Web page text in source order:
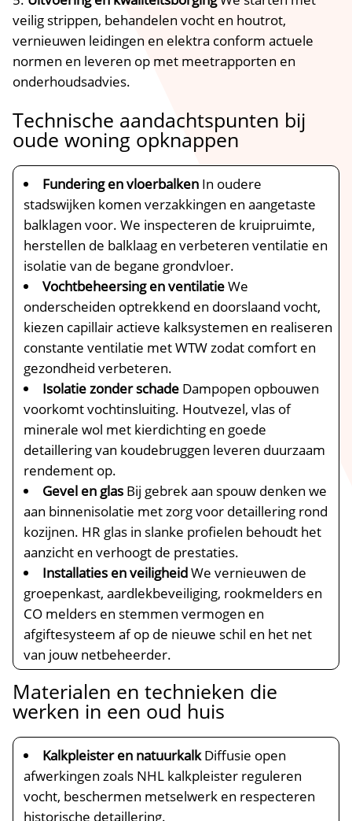
veilig strippen, behandelen vocht en houtrot,
vernieuwen leidingen en elektra conform actuele
normen en leveren op met meetrapporten en
onderhoudsadvies.​
Technische aandachtspunten bij
oude woning opknappen
Fundering en vloerbalken In oudere
stadswijken komen verzakkingen en aangetaste
balklagen voor.​ We inspecteren de kruipruimte,
herstellen de balklaag en verbeteren ventilatie en
isolatie van de begane grondvloer.​
Vochtbeheersing en ventilatieWe
onderscheiden optrekkend en doorslaand vocht,
kiezen capillair actieve kalksystemen en realiseren
constante ventilatie met WTW zodat comfort en
gezondheid verbeteren.​
Isolatie zonder schade Dampopen opbouwen
voorkomt vochtinsluiting.​ Houtvezel, vlas of
minerale wol met kierdichting en goede
detaillering van koudebruggen leveren duurzaam
rendement op.​
Gevel en glas Bij gebrek aan spouw denken we
aan binnenisolatie met zorg voor detaillering rond
kozijnen.​ HR glas in slanke profielen behoudt het
aanzicht en verhoogt de prestaties.​
Installaties en veiligheidWe vernieuwen de
groepenkast, aardlekbeveiliging, rookmelders en
CO melders en stemmen vermogen en
afgiftesysteem af op de nieuwe schil en het net
van jouw netbeheerder.​
Materialen en technieken die
werken in een oud huis
Kalkpleister en natuurkalkDiffusie open
afwerkingen zoals NHL kalkpleister reguleren
vocht, beschermen metselwerk en respecteren
historische detaillering.​